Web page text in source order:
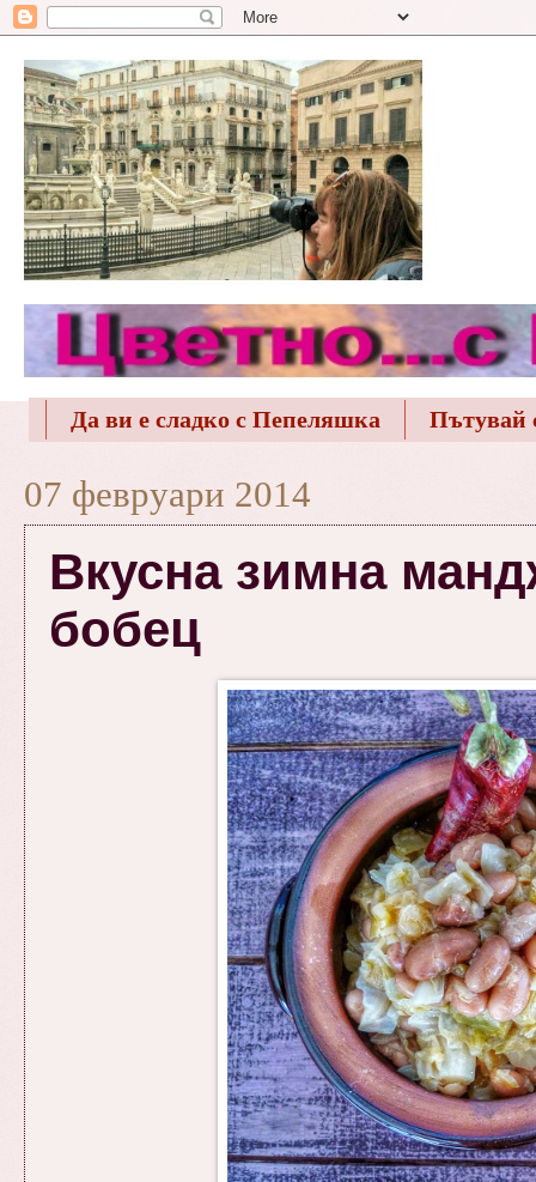
Да ви е сладко с Пепеляшка Пътувай
07 февруари 2014
Вкусна зимна
бобец